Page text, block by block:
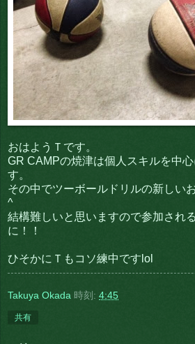
おはようＴです。
GR CAMPの焼津は個人スキルを中
す。
その中でツーボールドリルの新しい
^
結構難しいと思いますので参加され
に！！
ひそかにＴもコソ練中ですlol
Takuya Okada 時刻: 4:45
共有